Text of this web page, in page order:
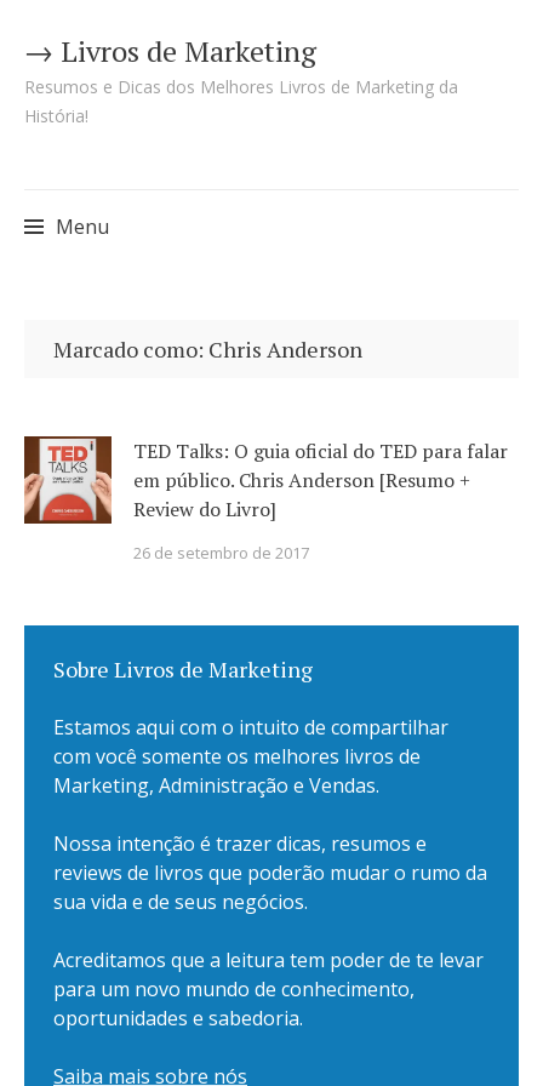
→ Livros de Marketing
Resumos e Dicas dos Melhores Livros de Marketing da
História!
Menu
para
conteúdo
Marcado como: Chris Anderson
TED Talks: O guia oficial do TED para falar
em público. Chris Anderson [Resumo +
Review do Livro]
26 de setembro de 2017
Sobre Livros de Marketing
Estamos aqui com o intuito de compartilhar
com você somente os melhores livros de
Marketing, Administração e Vendas.
Nossa intenção é trazer dicas, resumos e
reviews de livros que poderão mudar o rumo da
sua vida e de seus negócios.
Acreditamos que a leitura tem poder de te levar
para um novo mundo de conhecimento,
oportunidades e sabedoria.
Saiba mais sobre nós